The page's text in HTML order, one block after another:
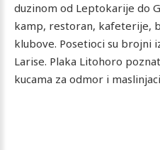
duzinom od Leptokarije do
kamp, restoran, kafeterije,
klubove. Posetioci su brojni
Larise. Plaka Litohoro
kucama za odmor i